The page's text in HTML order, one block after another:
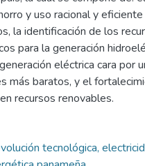
y uso racional y
la identificación de los
para la generación
eléctrica cara por
más baratos, y el
recursos renovables.
tecnológica,